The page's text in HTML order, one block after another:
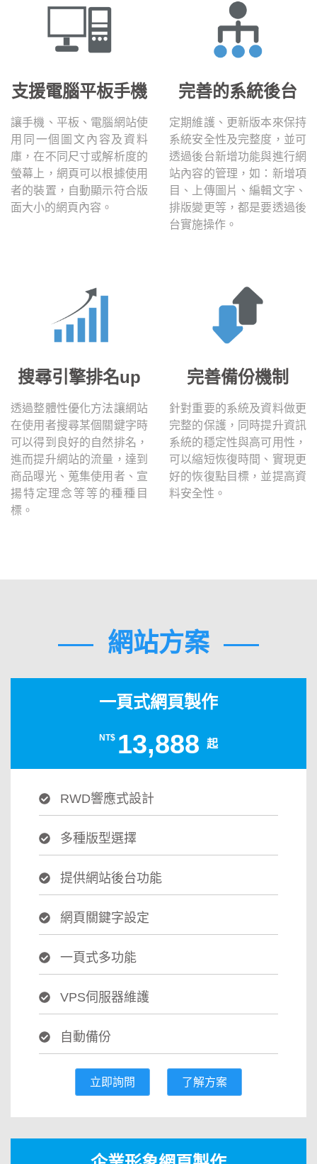
支援電腦平板手機
讓手機、平板、電腦網站使
用同一個圖文內容及資料
庫，在不同尺寸或解析度的
螢幕上，網頁可以根據使用
者的裝置，自動顯示符合版
面大小的網頁內容。
完善的系統後台
定期維護、更新版本來保持
系統安全性及完整度，並可
透過後台新增功能與進行網
站內容的管理，如：新增項
目、上傳圖片、編輯文字、
排版變更等，都是要透過後
台實施操作。
搜尋引擎排名up
透過整體性優化方法讓網站
在使用者搜尋某個關鍵字時
可以得到良好的自然排名，
進而提升網站的流量，達到
商品曝光、蒐集使用者、宣
揚特定理念等等的種種目
標。
完善備份機制
針對重要的系統及資料做更
完整的保護，同時提升資訊
系統的穩定性與高可用性，
可以縮短恢復時間、實現更
好的恢復點目標，並提高資
料安全性。
網站方案
一頁式網頁製作
NT$ 13,888 起
RWD響應式設計
多種版型選擇
提供網站後台功能
網頁關鍵字設定
一頁式多功能
VPS伺服器維護
自動備份
立即詢問 了解方案